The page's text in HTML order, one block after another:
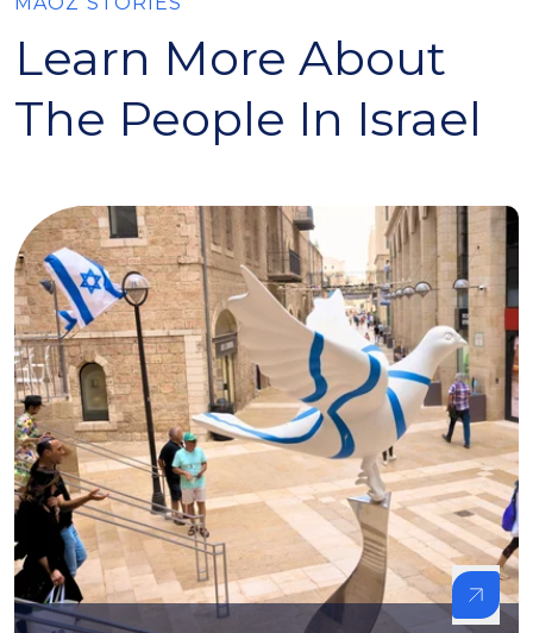
Learn More About
The People In Israel